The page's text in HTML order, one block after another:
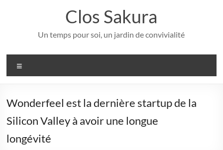
Clos Sakura
Un temps pour soi, un jardin de convivialité
Wonderfeel est la dernière startup de la
Silicon Valley à avoir une longue
longévité